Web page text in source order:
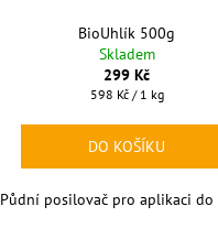
BioUhlík 500g
Skladem
299 Kč
Měrná
598 Kč / 1 kg
DO KOŠÍKU
Půdní posilovač pro aplikaci do